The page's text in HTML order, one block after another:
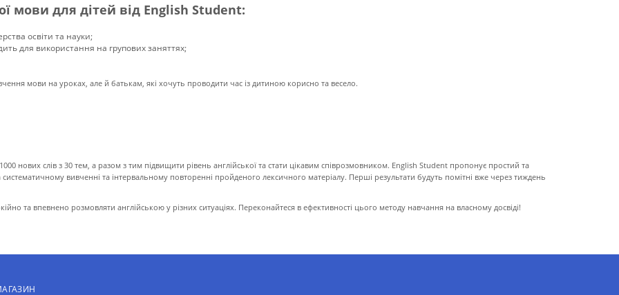
мови для дітей від English Student:
освіти та науки;
для використання на групових заняттях;
мови на уроках, але й батькам, які хочуть проводити час із дитиною корисно та весело.
нових слів з 30 тем, а разом з тим підвищити рівень англійської та стати цікавим співрозмовником. English Student пропонує простий та
вивченні та інтервальному повторенні пройденого лексичного матеріалу. Перші результати будуть помітні вже через тиждень
та впевнено розмовляти англійською у різних ситуаціях. Переконайтеся в ефективності цього методу навчання на власному досвіді!